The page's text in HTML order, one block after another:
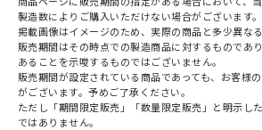
製造数によりご購入いただけない場合がございます。
掲載画像はイメージのため、実際の商品と多少異なる
販売期間はその時点での製造商品に対するものであ
あることを示唆するものではございません。
販売期間が設定されている商品であっても、お客様
がございます。予めご了承ください。
ただし「期間限定販売」「数量限定販売」と明示し
ではありません。